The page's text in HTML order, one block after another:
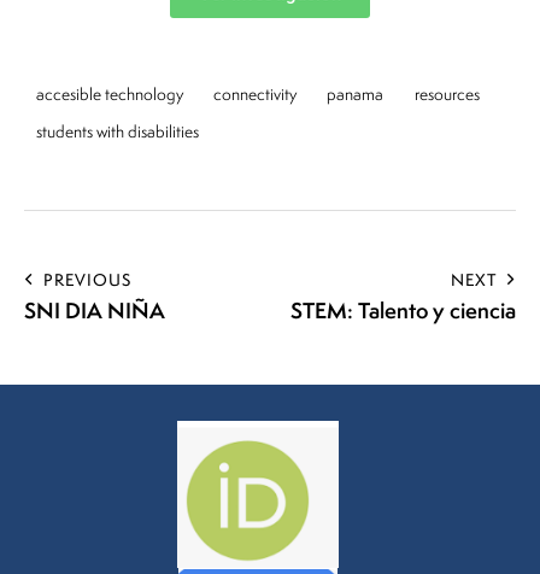
accesible technology connectivity panama
resources
students with disabilities
PREVIOUS
SNI DIA NIÑA
NEXT
STEM: Talento y ciencia